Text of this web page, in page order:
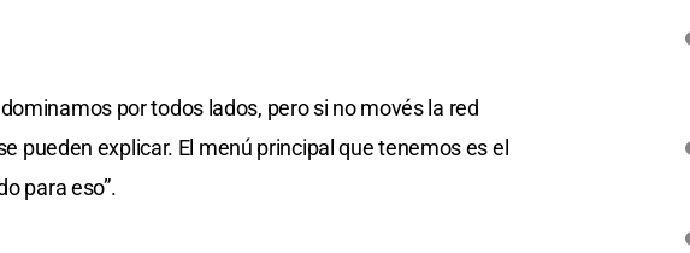
por todos lados, pero si no movés la red
pueden explicar. El menú principal que tenemos es el
para eso”.